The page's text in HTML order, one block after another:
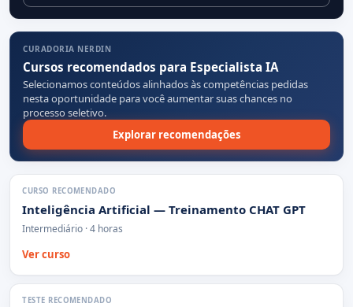
CURADORIA NERDIN
Cursos recomendados para Especialista IA
Selecionamos conteúdos alinhados às competências pedidas
nesta oportunidade para você aumentar suas chances no
processo seletivo.
Explorar recomendações
CURSO RECOMENDADO
Inteligência Artificial — Treinamento CHAT GPT
Intermediário · 4 horas
Ver curso
TESTE RECOMENDADO